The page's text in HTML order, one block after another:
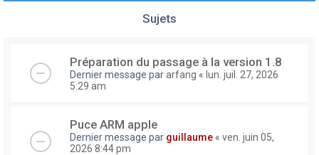
Sujets
Préparation du passage à la version 1.8
Dernier message pararfang « lun. juil. 27, 2026
5:29 am
Puce ARM apple
Dernier message par guillaume « ven. juin 05,
2026 8:44 pm